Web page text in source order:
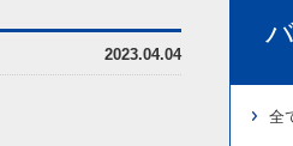
2023.04.04
全